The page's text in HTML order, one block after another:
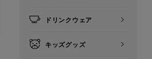
ドリンクウェア
キッズグッズ